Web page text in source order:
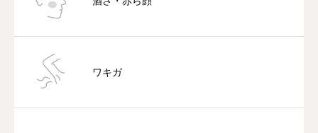
ワキガ